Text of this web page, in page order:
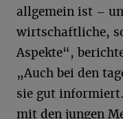
allgemein ist –
wirtschaftliche,
Aspekte“,
„Auch bei den
sie gut
mit den jungen